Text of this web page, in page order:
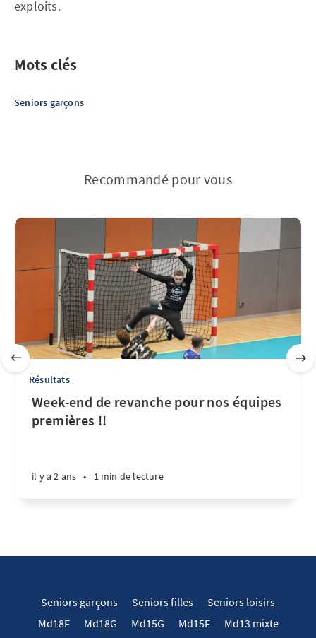
exploits.
Mots clés
Seniors garçons
Recommandé pour vous
Résultats
Week-end de revanche pour nos équipes
premières !!
il y a 2 ans • 1 min de lecture
Seniors garçons Seniors filles
Seniors loisirs
Md18F
Md18G Md15G Md15F
Md13 mixte